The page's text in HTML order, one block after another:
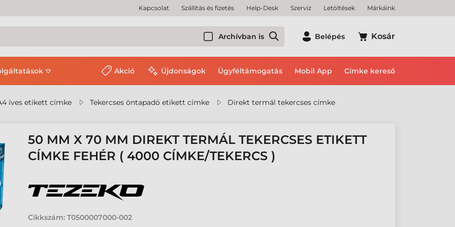
Kapcsolat Szállítás és fizetés Help-Desk Szerviz Letöltések Márkáink
Archívban is Belépés Kosár
Akció Újdonságok Ügyféltámogatás Mobil App Címke kereső
íves etikett címke Tekercses öntapadó etikett címke Direkt termál tekercses címke
50 MM X 70 MM DIREKT TERMÁL TEKERCSES ETIKETT
CÍMKE FEHÉR ( 4000 CÍMKE/TEKERCS )
Cikkszám: T0500007000-002